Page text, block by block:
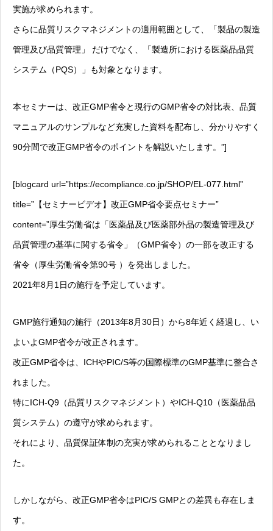
実施が求められます。
さらに品質リスクマネジメントの適用範囲として、「製品の製造
管理及び品質管理」 だけでなく、「製造所における医薬品品質
システム（PQS）」も対象となります。
本セミナーは、改正GMP省令と現行のGMP省令の対比表、品質
マニュアルのサンプルなど充実した資料を配布し、分かりやすく
90分間で改正GMP省令のポイントを解説いたします。”]
[blogcard url=”https://ecompliance.co.jp/SHOP/EL-077.html”
title=”【セミナービデオ】改正GMP省令要点セミナー”
content=”厚生労働省は「医薬品及び医薬部外品の製造管理及び
品質管理の基準に関する省令」（GMP省令）の一部を改正する
省令（厚生労働省令第90号 ）を発出しました。
2021年8月1日の施行を予定しています。
GMP施行通知の施行（2013年8月30日）から8年近く経過し、い
よいよGMP省令が改正されます。
改正GMP省令は、ICHやPIC/S等の国際標準のGMP基準に整合さ
れました。
特にICH-Q9（品質リスクマネジメント）やICH-Q10（医薬品品
質システム）の遵守が求められます。
それにより、品質保証体制の充実が求められることとなりまし
た。
しかしながら、改正GMP省令はPIC/S GMPとの差異も存在しま
す。